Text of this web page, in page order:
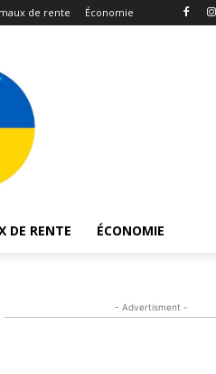
de rente Économie
DE RENTE ÉCONOMIE
- Advertisment -